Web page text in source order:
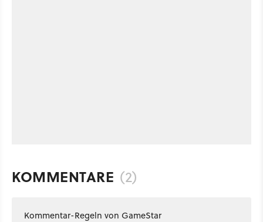
KOMMENTARE (2)
Kommentar-Regeln von GameStar